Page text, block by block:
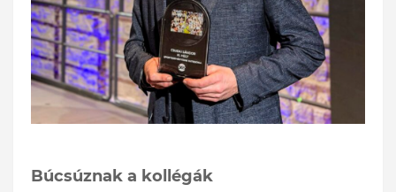
Búcsúznak a kollégák